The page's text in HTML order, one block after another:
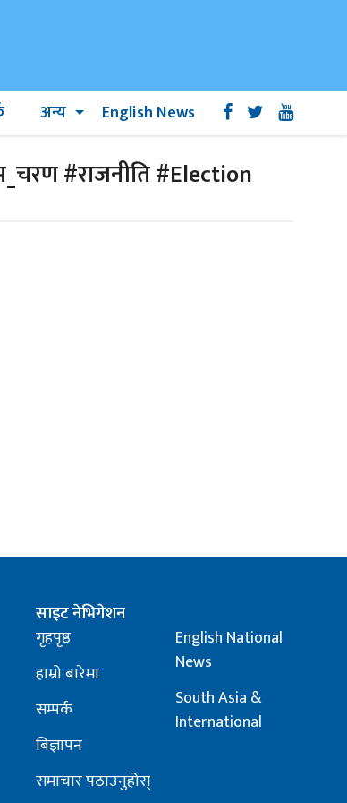
अन्य English News
#राजनीति #Election
साइट नेभिगेशन
गृहपृष्ठ
हाम्रो बारेमा
सम्पर्क
बिज्ञापन
समाचार पठाउनुहोस्
English National
News
South Asia &
International